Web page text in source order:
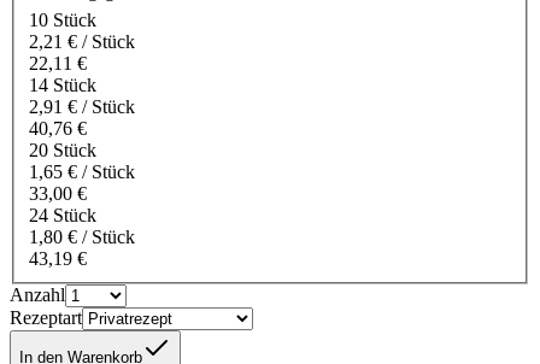
10 Stück
2,21 € / Stück
22,11 €
14 Stück
2,91 € / Stück
40,76 €
20 Stück
1,65 € / Stück
33,00 €
24 Stück
1,80 € / Stück
43,19 €
Anzahl
Rezeptart
In den Warenkorb